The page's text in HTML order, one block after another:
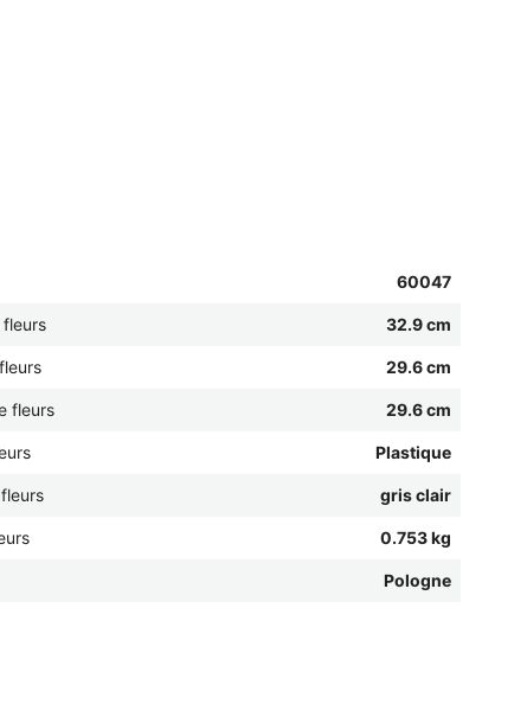
60047
32.9 cm
29.6 cm
fleurs 29.6 cm
Plastique
gris clair
0.753 kg
Pologne